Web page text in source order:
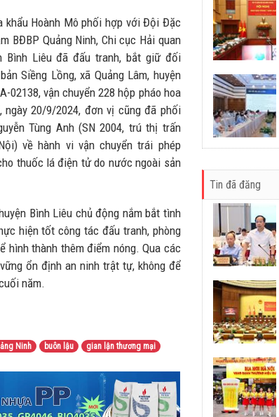
khẩu Hoành Mô phối hợp với Đội Đặc
BĐBP Quảng Ninh, Chi cục Hải quan
Bình Liêu đã đấu tranh, bắt giữ đối
Siềng Lồng, xã Quảng Lâm, huyện
02138, vận chuyển 228 hộp pháo hoa
20/9/2024, đơn vị cũng đã phối
Tùng Anh (SN 2004, trú thị trấn
về hành vi vận chuyển trái phép
thuốc lá điện tử do nước ngoài sản
Bình Liêu chủ động nắm bắt tình
hiện tốt công tác đấu tranh, phòng
hình thành thêm điểm nóng. Qua các
ổn định an ninh trật tự, không để
năm.
Ninh buôn lậu gian lận thương mại
Tin đã đăng